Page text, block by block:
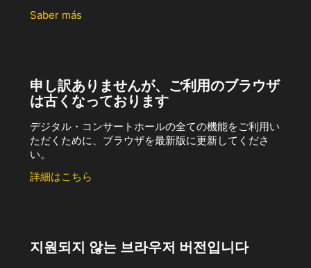
Saber más
申し訳ありませんが、ご利用のブラウザ
は古くなっております
デジタル・コンサートホールの全ての機能をご利用い
ただくために、ブラウザを最新版に更新してくださ
い。
詳細はこちら
지원되지 않는 브라우저 버전입니다